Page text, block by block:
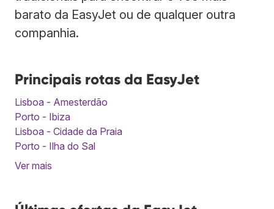
barato da EasyJet ou de qualquer outra
companhia.
Principais rotas da EasyJet
Lisboa - Amesterdão
Porto - Ibiza
Lisboa - Cidade da Praia
Porto - Ilha do Sal
Ver mais